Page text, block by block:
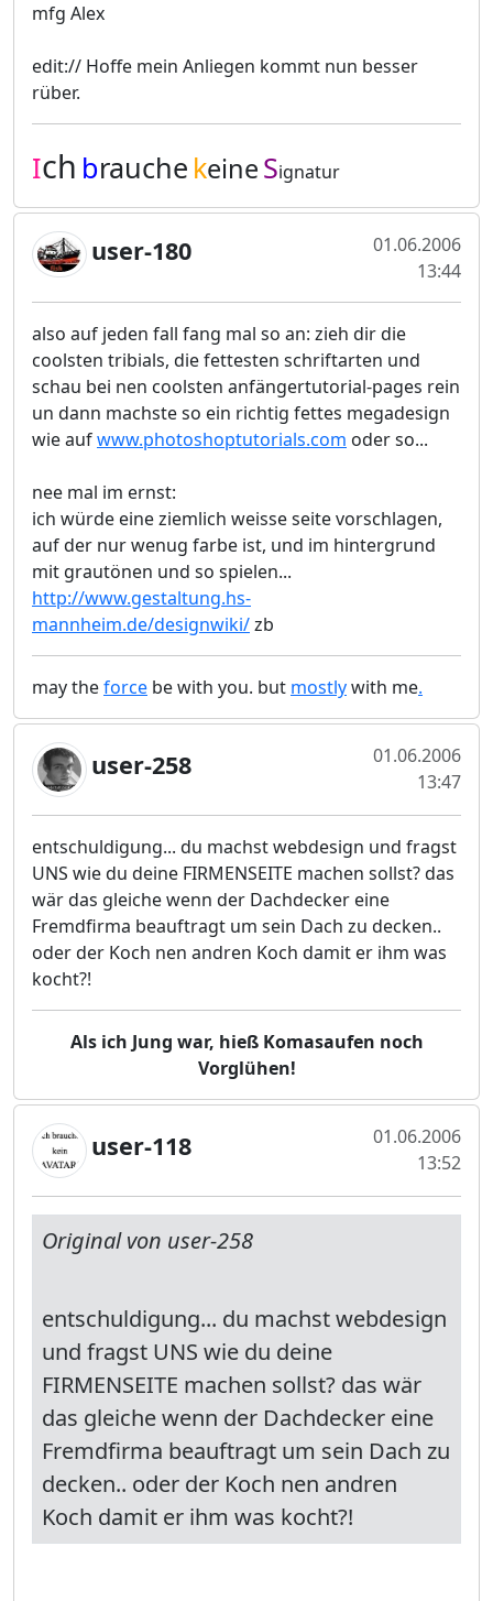
mfg Alex
edit:// Hoffe mein Anliegen kommt nun besser
rüber.
Ich brauche keineSignatur
user-180
01.06.2006
13:44
also auf jeden fall fang mal so an: zieh dir die
coolsten tribials, die fettesten schriftarten und
schau bei nen coolsten anfängertutorial-pages rein
un dann machste so ein richtig fettes megadesign
wie aufwww.photoshoptutorials.com oder so...
nee mal im ernst:
ich würde eine ziemlich weisse seite vorschlagen,
auf der nur wenug farbe ist, und im hintergrund
mit grautönen und so spielen...
http://www.gestaltung.hs-
mannheim.de/designwiki/zb
may theforce be with you. but mostlywith me.
user-258
01.06.2006
13:47
entschuldigung... du machst webdesign und fragst
UNS wie du deine FIRMENSEITE machen sollst? das
wär das gleiche wenn der Dachdecker eine
Fremdfirma beauftragt um sein Dach zu decken..
oder der Koch nen andren Koch damit er ihm was
kocht?!
Als ich Jung war, hieß Komasaufen noch
Vorglühen!
user-118
01.06.2006
13:52
Original von user-258
entschuldigung... du machst webdesign
und fragst UNS wie du deine
FIRMENSEITE machen sollst? das wär
das gleiche wenn der Dachdecker eine
Fremdfirma beauftragt um sein Dach zu
decken.. oder der Koch nen andren
Koch damit er ihm was kocht?!